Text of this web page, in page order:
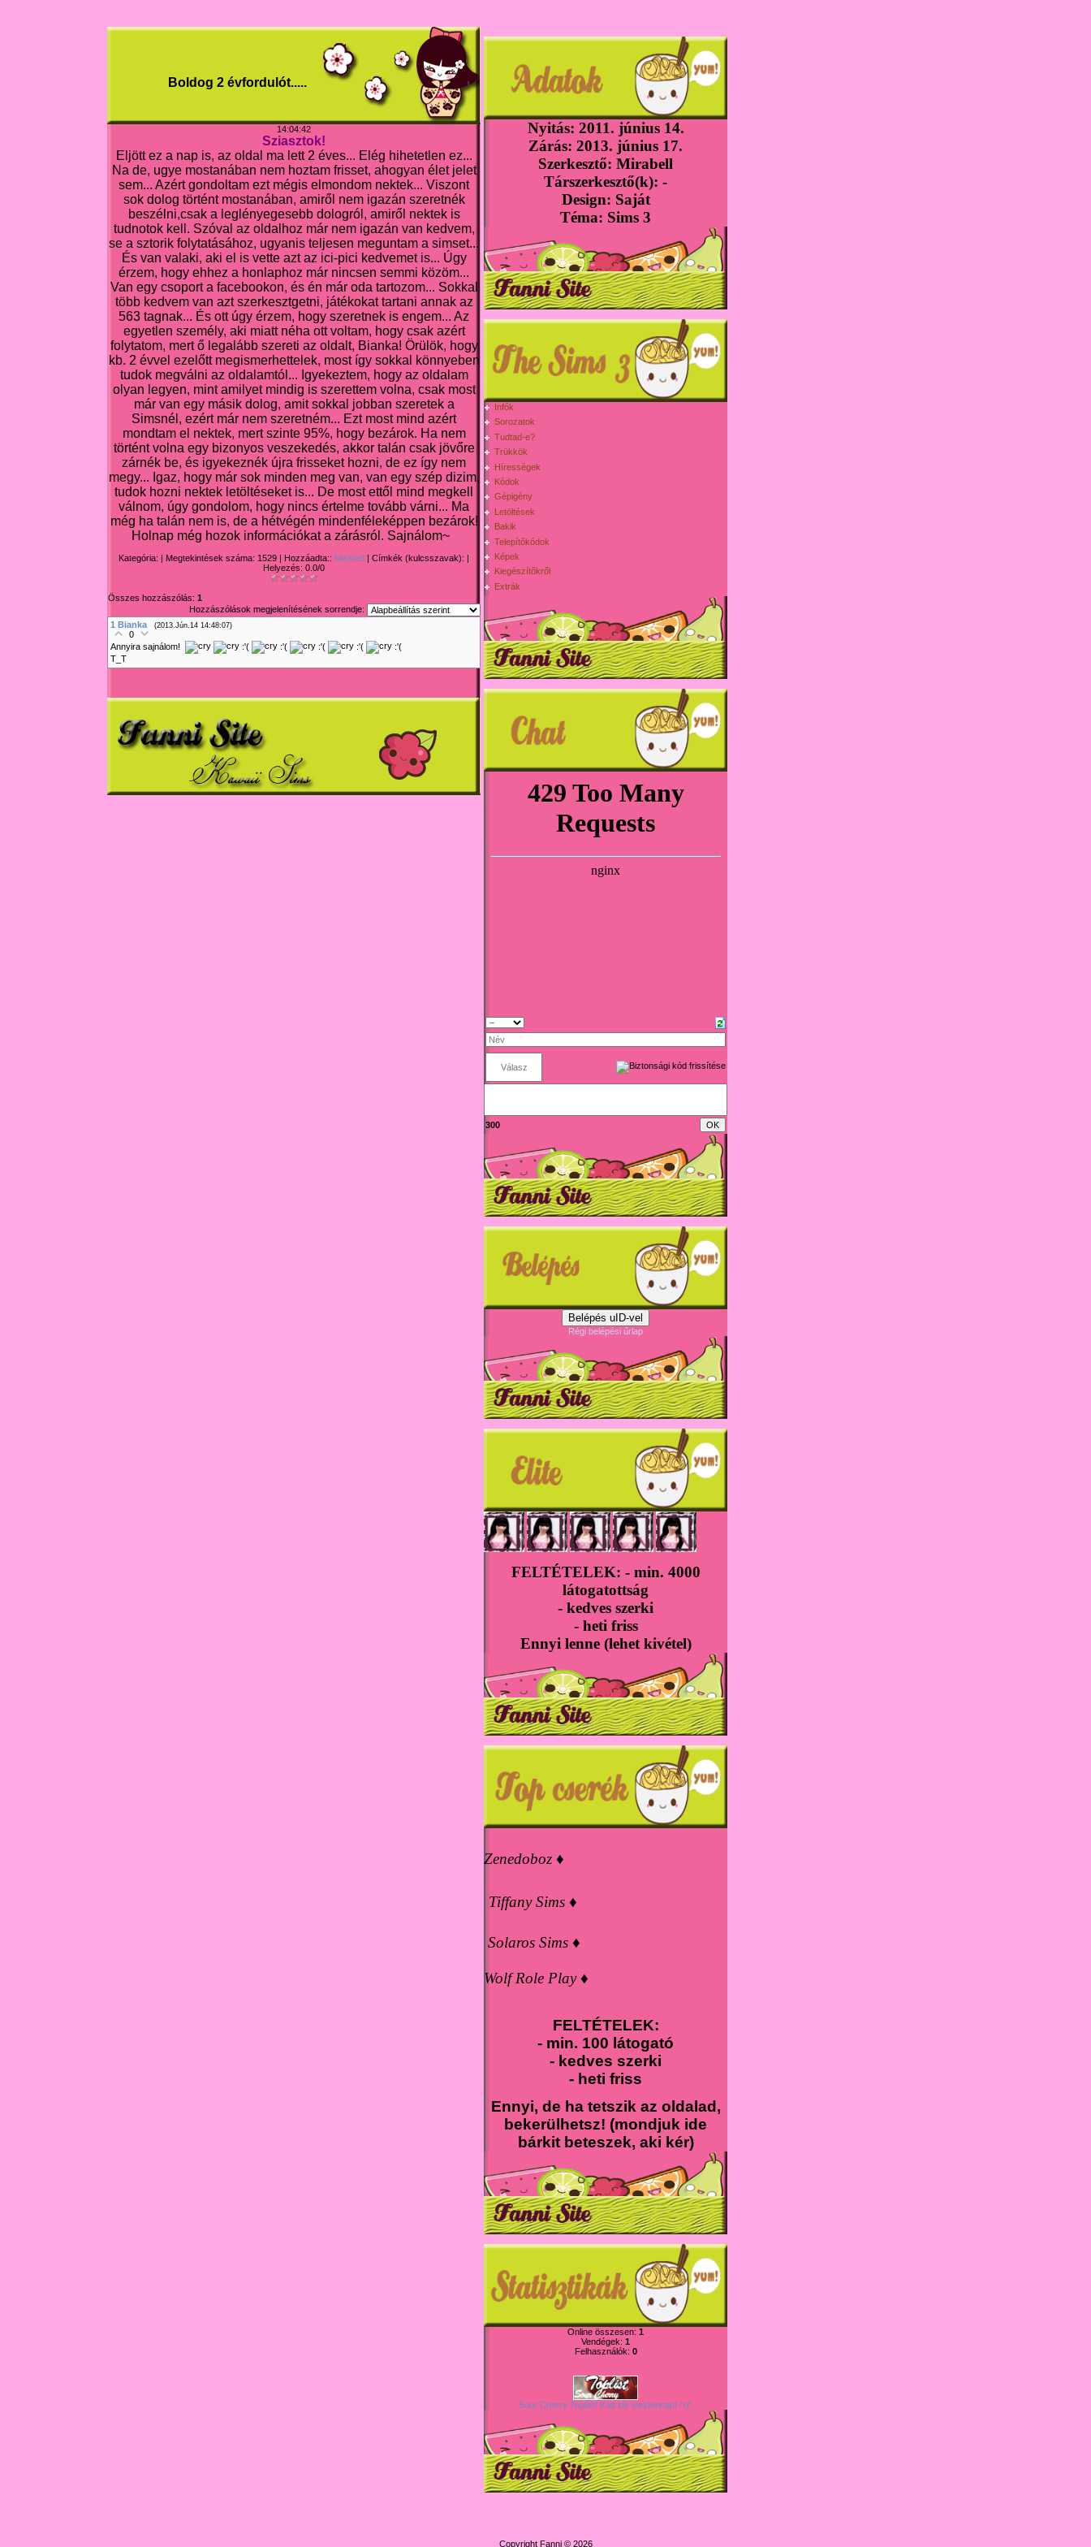
Boldog 2 évfordulót.....
14:04:42
Sziasztok!
Eljött ez a nap is, az oldal ma lett 2 éves... Elég hihetetlen ez...
Na de, ugye mostanában nem hoztam frisset, ahogyan élet jelet
sem... Azért gondoltam ezt mégis elmondom nektek... Viszont
sok dolog történt mostanában, amiről nem igazán szeretnék
beszélni,csak a leglényegesebb dologról, amiről nektek is
tudnotok kell. Szóval az oldalhoz már nem igazán van kedvem,
se a sztorik folytatásához, ugyanis teljesen meguntam a simset...
És van valaki, aki el is vette azt az ici-pici kedvemet is... Úgy
érzem, hogy ehhez a honlaphoz már nincsen semmi közöm...
Van egy csoport a facebookon, és én már oda tartozom... Sokkal
több kedvem van azt szerkesztgetni, játékokat tartani annak az
563 tagnak... És ott úgy érzem, hogy szeretnek is engem... Az
egyetlen személy, aki miatt néha ott voltam, hogy csak azért
folytatom, mert ő legalább szereti az oldalt, Bianka! Örülök, hogy
kb. 2 évvel ezelőtt megismerhettelek, most így sokkal könnyeben
tudok megválni az oldalamtól... Igyekeztem, hogy az oldalam
olyan legyen, mint amilyet mindig is szerettem volna, csak most
már van egy másik dolog, amit sokkal jobban szeretek a
Simsnél, ezért már nem szeretném... Ezt most mind azért
mondtam el nektek, mert szinte 95%, hogy bezárok. Ha nem
történt volna egy bizonyos veszekedés, akkor talán csak jövőre
zárnék be, és igyekeznék újra frisseket hozni, de ez így nem
megy... Igaz, hogy már sok minden meg van, van egy szép dizim,
tudok hozni nektek letöltéseket is... De most ettől mind megkell
válnom, úgy gondolom, hogy nincs értelme tovább várni... Ma
még ha talán nem is, de a hétvégén mindenféleképpen bezárok!
Holnap még hozok információkat a zárásról. Sajnálom~
Kategória: | Megtekintések száma: 1529 | Hozzáadta:: Mirabell | Címkék (kulcsszavak): |
Helyezés: 0.0/0
Összes hozzászólás: 1
Hozzászólások megjelenítésének sorrendje:
1 Bianka (2013.Jún.14 14:48:07)
0
Annyira sajnálom!
:'( :'( :'( :'(
:'(
T_T
Nyitás: 2011. június 14.
Zárás: 2013. június 17.
Szerkesztő: Mirabell
Társzerkesztő(k): -
Design: Saját
Téma: Sims 3
Infók
Sorozatok
Tudtad-e?
Trükkök
Hírességek
Kódok
Gépigény
Letöltések
Bakik
Telepítőkódok
Képek
Kiegészítőkről
Extrák
300
Belépés uID-vel
Régi belépési űrlap
FELTÉTELEK: - min. 4000
látogatottság
- kedves szerki
- heti friss
Ennyi lenne (lehet kivétel)
Zenedoboz ♦
Tiffany Sims ♦
Solaros Sims ♦
Wolf Role Play ♦
FELTÉTELEK:
- min. 100 látogató
- kedves szerki
- heti friss
Ennyi, de ha tetszik az oldalad,
bekerülhetsz! (mondjuk ide
bárkit beteszek, aki kér)
Online összesen: 1
Vendégek: 1
Felhasználók: 0
Sour Cherry Toplist! Katt ide mindennap! ^o^
Copyright Fanni © 2026